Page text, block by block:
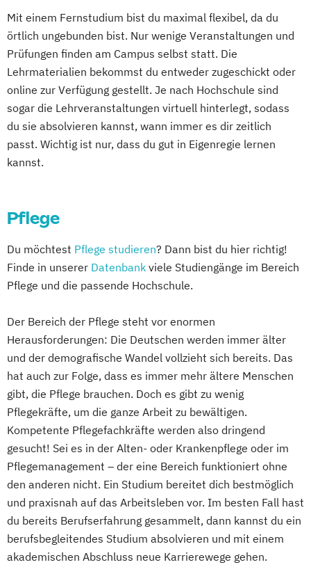
Gesundheitspädagogik
Gesundheitsökonomie Heilpädagogik
Heilpädagogik/Inklusionspädagogik
International Healthcare Management
(DE/EN)
Kindheitspädagogik
Leitungshandeln in der Pädagogik
Public Health
Soziale Arbeit Sozialmanagement
Mit einem Fernstudium bist du maximal flexibel, da du
örtlich ungebunden bist. Nur wenige Veranstaltungen und
Prüfungen finden am Campus selbst statt. Die
Lehrmaterialien bekommst du entweder zugeschickt oder
online zur Verfügung gestellt. Je nach Hochschule sind
sogar die Lehrveranstaltungen virtuell hinterlegt, sodass
du sie absolvieren kannst, wann immer es dir zeitlich
passt. Wichtig ist nur, dass du gut in Eigenregie lernen
kannst.
Pflege
Du möchtest Pflege studieren? Dann bist du hier richtig!
Finde in unserer Datenbank viele Studiengänge im Bereich
Pflege und die passende Hochschule.
Der Bereich der Pflege steht vor enormen
Herausforderungen: Die Deutschen werden immer älter
und der demografische Wandel vollzieht sich bereits. Das
hat auch zur Folge, dass es immer mehr ältere Menschen
gibt, die Pflege brauchen. Doch es gibt zu wenig
Pflegekräfte, um die ganze Arbeit zu bewältigen.
Kompetente Pflegefachkräfte werden also dringend
gesucht! Sei es in der Alten- oder Krankenpflege oder im
Pflegemanagement – der eine Bereich funktioniert ohne
den anderen nicht. Ein Studium bereitet dich bestmöglich
und praxisnah auf das Arbeitsleben vor. Im besten Fall hast
du bereits Berufserfahrung gesammelt, dann kannst du ein
berufsbegleitendes Studium absolvieren und mit einem
akademischen Abschluss neue Karrierewege gehen.